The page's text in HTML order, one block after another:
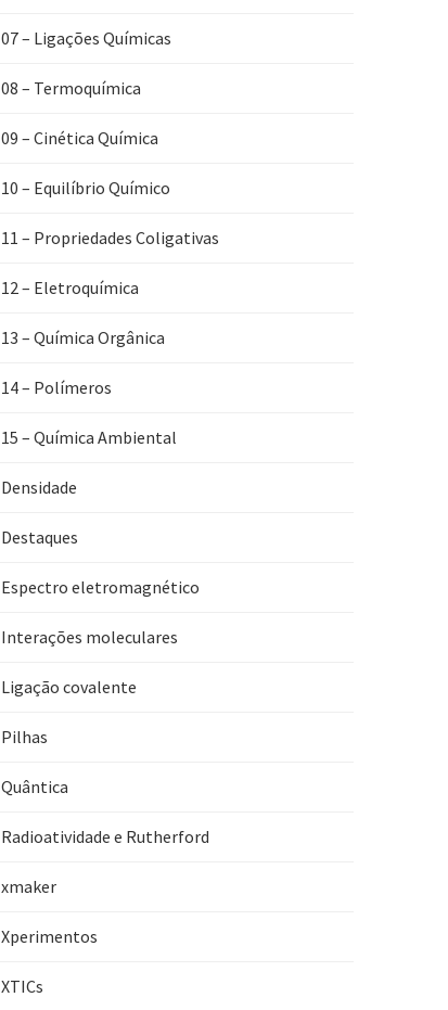
07 – Ligações Químicas
08 – Termoquímica
09 – Cinética Química
10 – Equilíbrio Químico
11 – Propriedades Coligativas
12 – Eletroquímica
13 – Química Orgânica
14 – Polímeros
15 – Química Ambiental
Densidade
Destaques
Espectro eletromagnético
Interações moleculares
Ligação covalente
Pilhas
Quântica
Radioatividade e Rutherford
xmaker
Xperimentos
XTICs